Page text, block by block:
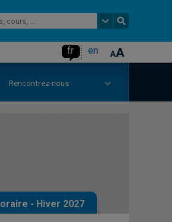
fr en
Rencontrez-nous
- Hiver 2027